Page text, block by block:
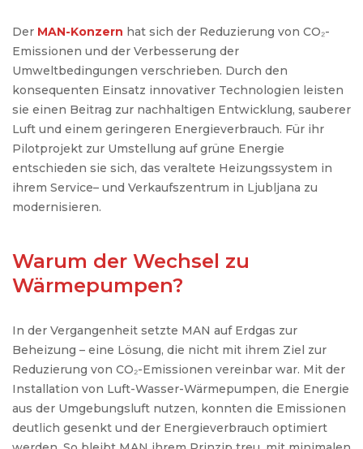
Der MAN-Konzern hat sich der Reduzierung von CO₂-
Emissionen und der Verbesserung der
Umweltbedingungen verschrieben. Durch den
konsequenten Einsatz innovativer Technologien leisten
sie einen Beitrag zur nachhaltigen Entwicklung, sauberer
Luft und einem geringeren Energieverbrauch. Für ihr
Pilotprojekt zur Umstellung auf grüne Energie
entschieden sie sich, das veraltete Heizungssystem in
ihrem Service– und Verkaufszentrum in Ljubljana zu
modernisieren.
Warum der Wechsel zu
Wärmepumpen?
In der Vergangenheit setzte MAN auf Erdgas zur
Beheizung – eine Lösung, die nicht mit ihrem Ziel zur
Reduzierung von CO₂-Emissionen vereinbar war. Mit der
Installation von Luft-Wasser-Wärmepumpen, die Energie
aus der Umgebungsluft nutzen, konnten die Emissionen
deutlich gesenkt und der Energieverbrauch optimiert